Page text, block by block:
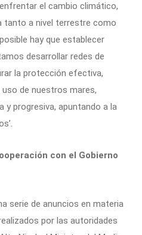
el cambio climático,
tanto a nivel terrestre como
hay que establecer
desarrollar redes de
la protección efectiva,
de nuestros mares,
progresiva, apuntando a la
con el Gobierno
serie de anuncios en materia
por las autoridades